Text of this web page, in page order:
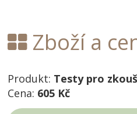
Zboží a
Produkt: Testy pro
Cena: 605 Kč